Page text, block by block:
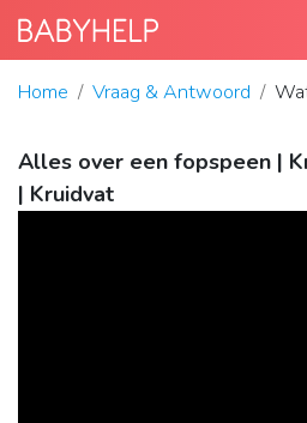
Home Vraag & Antwoord
Alles over een fopspeen |
| Kruidvat